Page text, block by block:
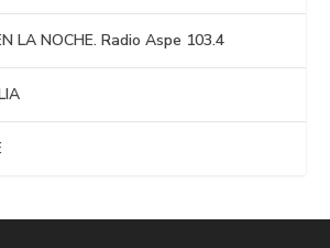
LA NOCHE. Radio Aspe 103.4